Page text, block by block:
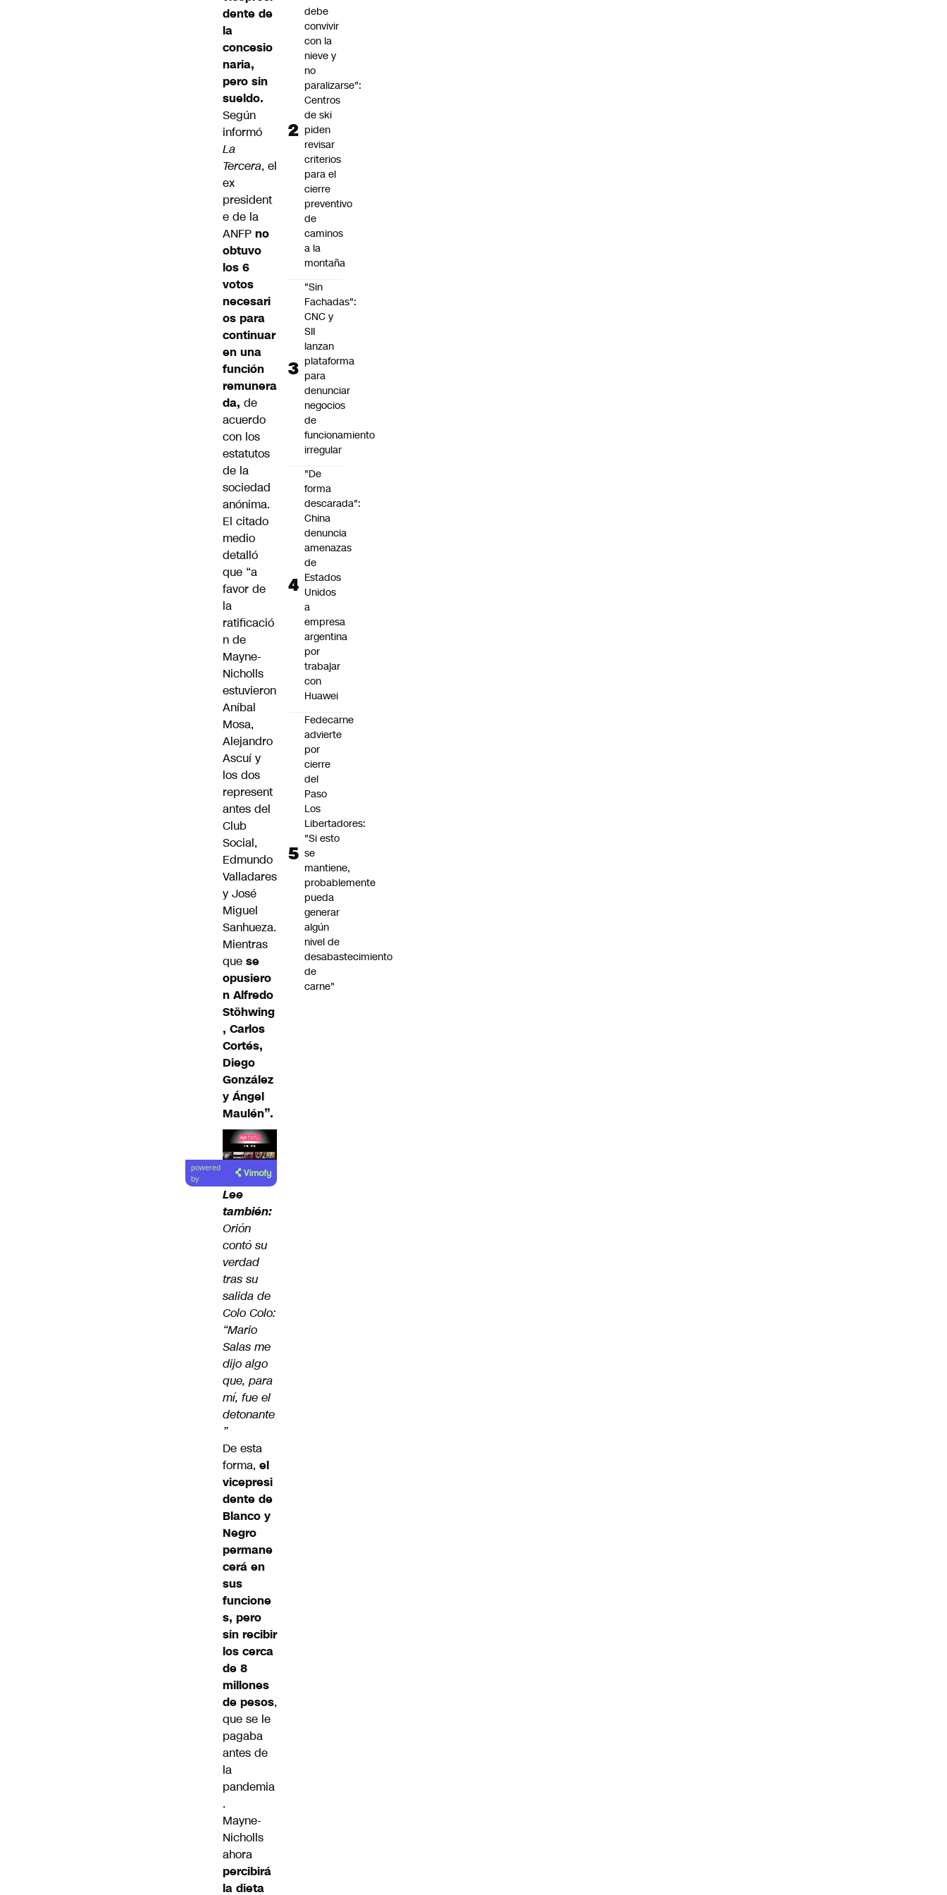
dente de
la
concesio
naria,
pero sin
sueldo.
Según
informó
La
Tercera, el
ex
president
e de la
ANFP no
obtuvo
los 6
votos
necesari
os para
continuar
en una
función
remunera
da, de
acuerdo
con los
estatutos
de la
sociedad
anónima.
El citado
medio
detalló
que “a
favor de
la
ratificació
n de
Mayne-
Nicholls
estuvieron
Aníbal
Mosa,
Alejandro
Ascuí y
los dos
represent
antes del
Club
Social,
Edmundo
Valladares
y José
Miguel
Sanhueza.
Mientras
que se
opusiero
n Alfredo
Stöhwing
, Carlos
Cortés,
Diego
González
y Ángel
Maulén”.
Lea el
artículo
powered
by
Lee
también:
Orión
contó su
verdad
tras su
salida de
Colo Colo:
“Mario
Salas me
dijo algo
que, para
mí, fue el
detonante
”
De esta
forma, el
vicepresi
dente de
Blanco y
Negro
permane
cerá en
sus
funcione
s, pero
sin recibir
los cerca
de 8
millones
de pesos,
que se le
pagaba
antes de
la
pandemia
.
Mayne-
Nicholls
ahora
percibirá
la dieta
debe
convivir
con la
nieve y
no
paralizarse":
Centros
de ski
piden
revisar
criterios
para el
cierre
preventivo
de
caminos
a la
montaña
"Sin
Fachadas":
CNC y
SII
lanzan
plataforma
para
denunciar
negocios
de
funcionamiento
irregular
"De
forma
descarada":
China
denuncia
amenazas
de
Estados
Unidos
a
empresa
argentina
por
trabajar
con
Huawei
Fedecarne
advierte
por
cierre
del
Paso
Los
Libertadores:
"Si esto
se
mantiene,
probablemente
pueda
generar
algún
nivel de
desabastecimiento
de
carne"